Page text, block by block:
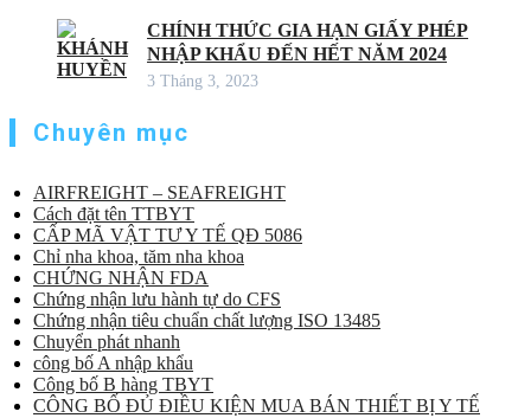
CHÍNH THỨC GIA HẠN GIẤY PHÉP
NHẬP KHẨU ĐẾN HẾT NĂM 2024
3 Tháng 3, 2023
Chuyên mục
AIRFREIGHT – SEAFREIGHT
Cách đặt tên TTBYT
CẤP MÃ VẬT TƯ Y TẾ QĐ 5086
Chỉ nha khoa, tăm nha khoa
CHỨNG NHẬN FDA
Chứng nhận lưu hành tự do CFS
Chứng nhận tiêu chuẩn chất lượng ISO 13485
Chuyển phát nhanh
công bố A nhập khẩu
Công bố B hàng TBYT
CÔNG BỐ ĐỦ ĐIỀU KIỆN MUA BÁN THIẾT BỊ Y TẾ